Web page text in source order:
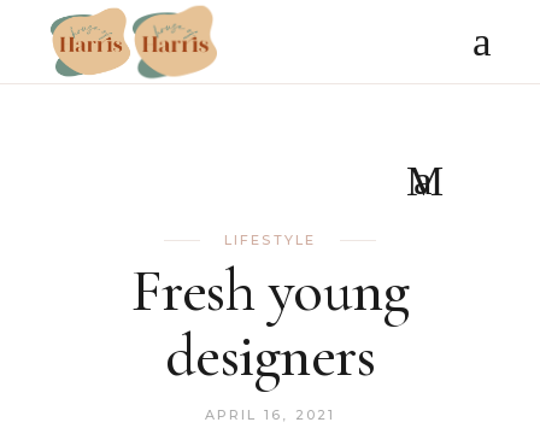
LIFESTYLE
Fresh young
designers
APRIL 16, 2021